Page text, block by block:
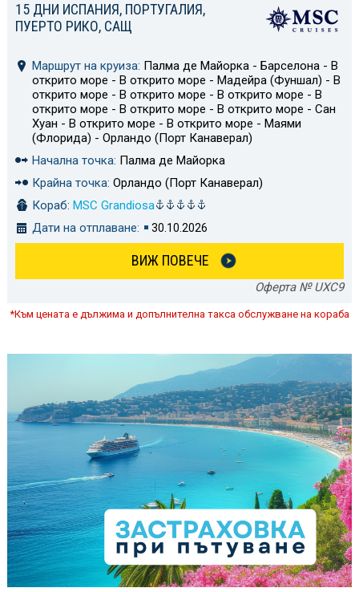
15 ДНИ ИСПАНИЯ, ПОРТУГАЛИЯ,
ПУЕРТО РИКО, САЩ
Маршрут на круиза: Палма де Майорка - Барселона - В
открито море - В открито море - Мадейра (Фуншал) - В
открито море - В открито море - В открито море - В
открито море - В открито море - В открито море - Сан
Хуан - В открито море - В открито море - Маями
(Флорида) - Орландо (Порт Канаверал)
Начална точка: Палма де Майорка
Крайна точка: Орландо (Порт Канаверал)
Кораб: MSC Grandiosa
Дати на отплаване:
30.10.2026
ВИЖ ПОВЕЧЕ
Оферта № UXC9
*Към цената е дължима и допълнителна такса обслужване на кораба